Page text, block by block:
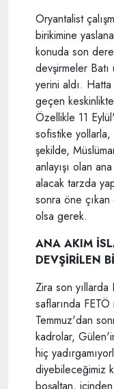
Oryantalist
birikimine
konuda son
devşirmeler
yerini aldı.
geçen
Özellikle 11
sofistike
şekilde,
anlayışı olan
alacak tarzda
sonra öne çıkan
olsa gerek.
ANA AKIM
DEVŞİRİLEN
Zira son
saflarında
Temmuz'dan
kadrolar,
hiç
diyebileceğimiz
boşaltan,